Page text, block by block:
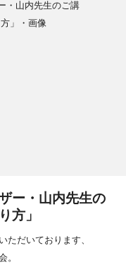
ー・山内先生の
方」
ただいております、
。